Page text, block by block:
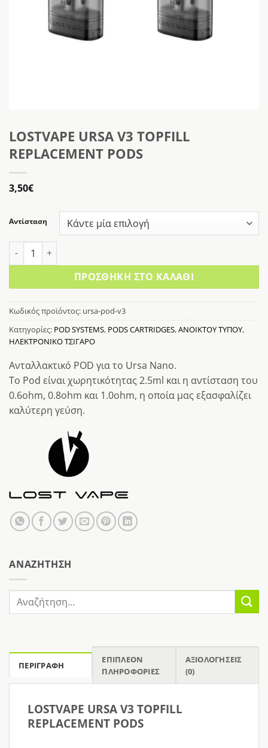
LOSTVAPE URSA V3 TOPFILL
REPLACEMENT PODS
3,50€
Αντίσταση
ΠΡΟΣΘΉΚΗ ΣΤΟ ΚΑΛΆΘΙ
Κωδικός προϊόντος: ursa-pod-v3
Κατηγορίες: POD SYSTEMS, PODS CARTRIDGES,ΑΝΟΙΚΤΟΥ ΤΥΠΟΥ,
ΗΛΕΚΤΡΟΝΙΚΟ ΤΣΙΓΑΡΟ
Ανταλλακτικό POD για το Ursa Nano.
Το Pod είναι χωρητικότητας 2.5ml και η αντίσταση του
0.6ohm, 0.8ohm και 1.0ohm, η οποία μας εξασφαλίζει
καλύτερη γεύση.
AΝΑΖΉΤΗΣΗ
για:
ΠΕΡΙΓΡΑΦΉ
ΕΠΙΠΛΈΟΝ
ΠΛΗΡΟΦΟΡΊΕΣ
ΑΞΙΟΛΟΓΉΣΕΙΣ
(0)
LOSTVAPE URSA V3 TOPFILL
REPLACEMENT PODS